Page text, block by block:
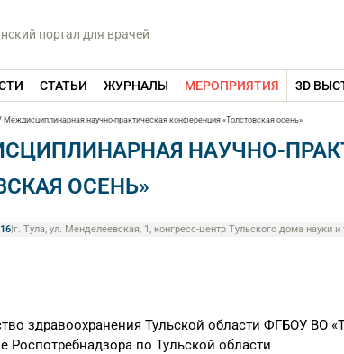
портал для врачей
СТАТЬИ ЖУРНАЛЫ МЕРОПРИЯТИЯ 3D
Междисциплинарная научно-практическая конференция «Толстовская осень»
НАУЧНО-
ОСЕНЬ»
|г. Тула, ул. Менделеевская, 1, конгресс-центр Тульского дома науки и
здравоохранения Тульской области ФГБОУ ВО
Роспотребнадзора по Тульской области